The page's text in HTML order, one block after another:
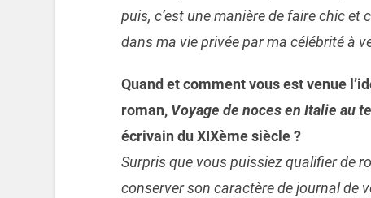
puis, c’est une manière de faire chic et
dans ma vie privée par ma célébrité à
Quand et comment vous est venue
roman, Voyage de noces en Italie au
écrivain du XIXème siècle ?
Surpris que vous puissiez qualifier de
conserver son caractère de journal de